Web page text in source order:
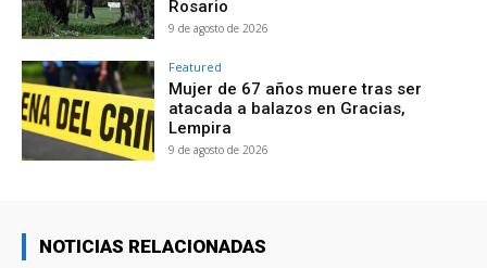
Rosario
9 de agosto de 2026
Featured
Mujer de 67 años muere tras ser
atacada a balazos en Gracias,
Lempira
9 de agosto de 2026
NOTICIAS RELACIONADAS